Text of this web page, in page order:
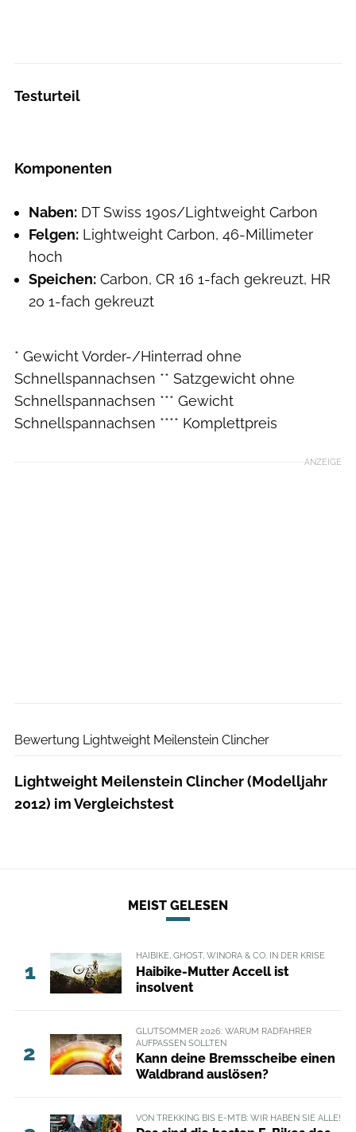
Testurteil
Komponenten
Naben: DT Swiss 190s/Lightweight Carbon
Felgen: Lightweight Carbon, 46-Millimeter
hoch
Speichen: Carbon, CR 16 1-fach gekreuzt, HR
20 1-fach gekreuzt
* Gewicht Vorder-/Hinterrad ohne
Schnellspannachsen ** Satzgewicht ohne
Schnellspannachsen *** Gewicht
Schnellspannachsen **** Komplettpreis
ANZEIGE
Bewertung Lightweight Meilenstein Clincher
Lightweight Meilenstein Clincher (Modelljahr
2012) im Vergleichstest
MEIST GELESEN
1
HAIBIKE, GHOST, WINORA & CO. IN DER KRISE
Haibike-Mutter Accell ist
insolvent
2
GLUTSOMMER 2026: WARUM RADFAHRER
AUFPASSEN SOLLTEN
Kann deine Bremsscheibe einen
Waldbrand auslösen?
VON TREKKING BIS E-MTB: WIR HABEN SIE ALLE!